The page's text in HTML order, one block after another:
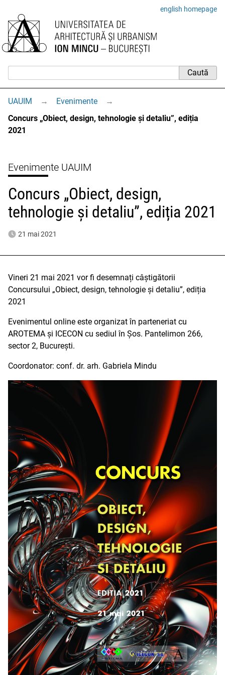
english homepage
UAUIM → Evenimente
→
Concurs „Obiect, design, tehnologie și detaliu”, ediția
2021
Evenimente UAUIM
Concurs „Obiect, design,
tehnologie și detaliu”, ediția 2021
21 mai 2021
Vineri 21 mai 2021 vor fi desemnați câștigătorii
Concursului „Obiect, design, tehnologie și detaliu”, ediția
2021
Evenimentul online este organizat în parteneriat cu
AROTEMA și ICECON cu sediul în Șos. Pantelimon 266,
sector 2, București.
Coordonator: conf. dr. arh. Gabriela Mindu